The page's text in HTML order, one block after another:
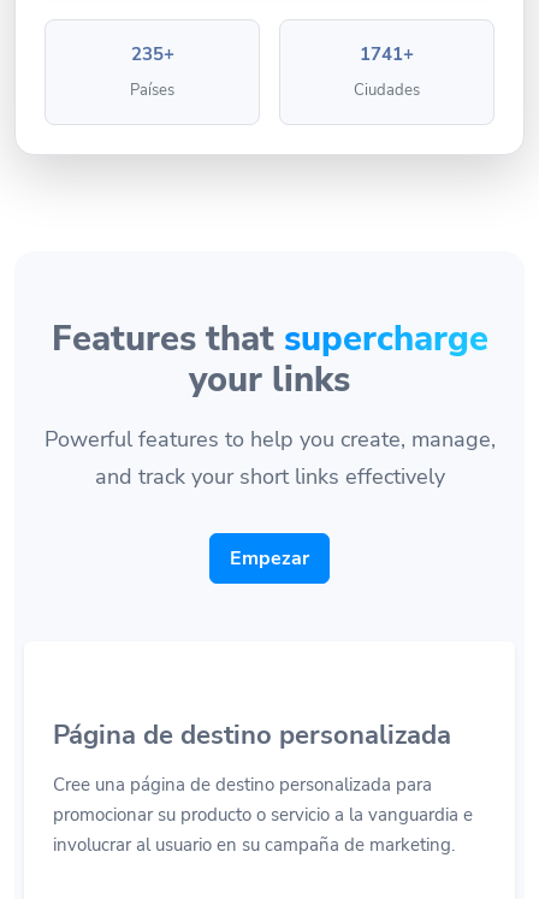
235+
Países
1741+
Ciudades
Features that supercharge
your links
Powerful features to help you create, manage,
and track your short links effectively
Empezar
Página de destino personalizada
Cree una página de destino personalizada para
promocionar su producto o servicio a la vanguardia e
involucrar al usuario en su campaña de marketing.